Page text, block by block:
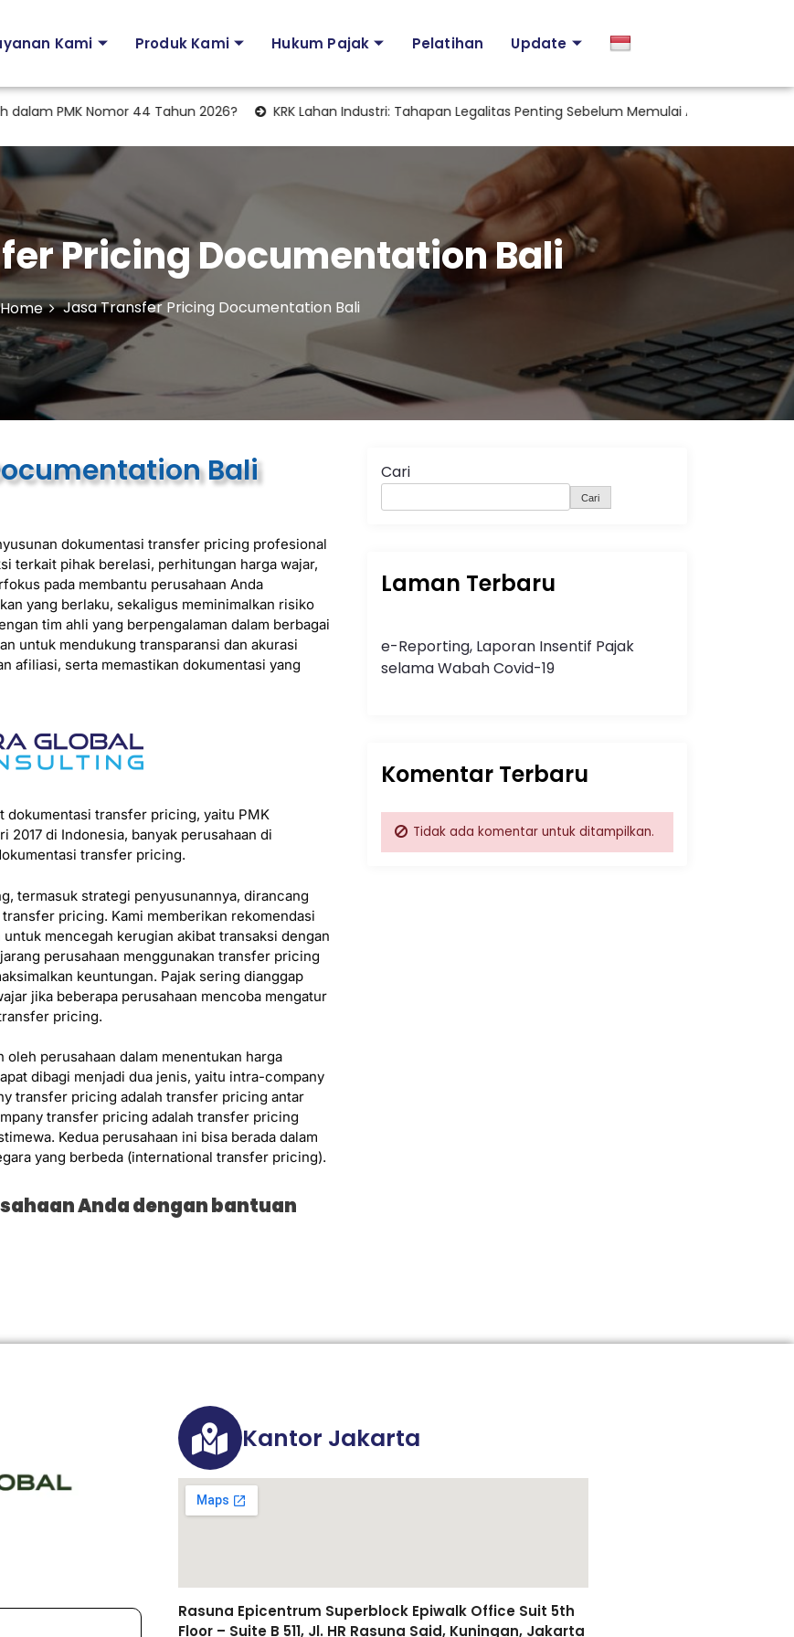
Kami Produk Kami Hukum Pajak Pelatihan Update
PMK Nomor 44 Tahun 2026? KRK Lahan Industri: Tahapan Legalitas Penting Sebelum Memulai Aktivitas Industri di
Pricing Documentation Bali
Home Jasa Transfer Pricing Documentation Bali
Bali
dokumentasi transfer pricing profesional
terkait pihak berelasi, perhitungan harga wajar,
pada membantu perusahaan Anda
yang berlaku, sekaligus meminimalkan risiko
tim ahli yang berpengalaman dalam berbagai
untuk mendukung transparansi dan akurasi
afiliasi, serta memastikan dokumentasi yang
dokumentasi transfer pricing, yaitu PMK
2017 di Indonesia, banyak perusahaan di
transfer pricing.
termasuk strategi penyusunannya, dirancang
pricing. Kami memberikan rekomendasi
mencegah kerugian akibat transaksi dengan
perusahaan menggunakan transfer pricing
keuntungan. Pajak sering dianggap
jika beberapa perusahaan mencoba mengatur
pricing.
perusahaan dalam menentukan harga
dibagi menjadi dua jenis, yaitu intra-company
transfer pricing adalah transfer pricing antar
transfer pricing adalah transfer pricing
Kedua perusahaan ini bisa berada dalam
yang berbeda (international transfer pricing).
Anda dengan bantuan
Cari
Cari
Laman Terbaru
e-Reporting, Laporan Insentif Pajak
selama Wabah Covid-19
Komentar Terbaru
Tidak ada komentar untuk ditampilkan.
Kantor Jakarta
Rasuna Epicentrum Superblock Epiwalk Office Suit 5th
Floor – Suite B 511, Jl. HR Rasuna Said, Kuningan, Jakarta